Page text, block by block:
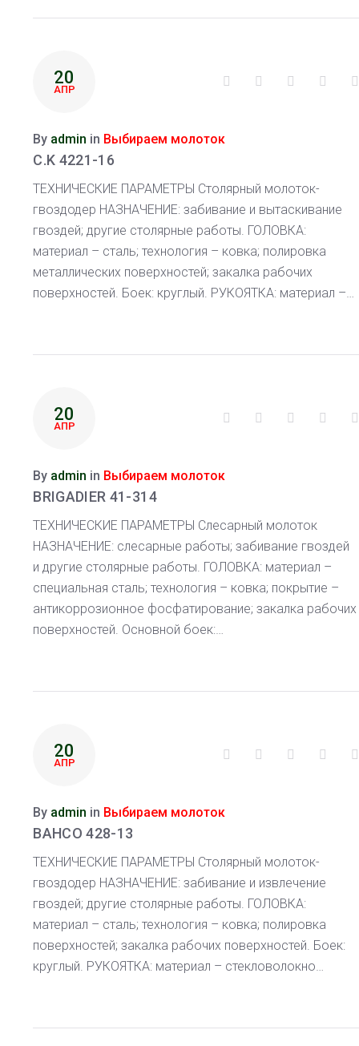
20
АПР
Facebook
Twitter Google+
By admin in Выбираем молоток
C.K 4221-16
ТЕХНИЧЕСКИЕ ПАРАМЕТРЫ Столярный молоток-
гвоздодер НАЗНАЧЕНИЕ: забивание и вытаскивание
гвоздей; другие столярные работы. ГОЛОВКА:
материал – сталь; технология – ковка; полировка
металлических поверхностей; закалка рабочих
поверхностей. Боек: круглый. РУКОЯТКА: материал –…
20
АПР
Facebook
Twitter Google+
By admin in Выбираем молоток
BRIGADIER 41-314
ТЕХНИЧЕСКИЕ ПАРАМЕТРЫ Слесарный молоток
НАЗНАЧЕНИЕ: слесарные работы; забивание гвоздей
и другие столярные работы. ГОЛОВКА: материал –
специальная сталь; технология – ковка; покрытие –
антикоррозионное фосфатирование; закалка рабочих
поверхностей. Основной боек:…
20
АПР
Facebook
Twitter Google+
By admin in Выбираем молоток
BAHCO 428-13
ТЕХНИЧЕСКИЕ ПАРАМЕТРЫ Столярный молоток-
гвоздодер НАЗНАЧЕНИЕ: забивание и извлечение
гвоздей; другие столярные работы. ГОЛОВКА:
материал – сталь; технология – ковка; полировка
поверхностей; закалка рабочих поверхностей. Боек:
круглый. РУКОЯТКА: материал – стекловолокно…